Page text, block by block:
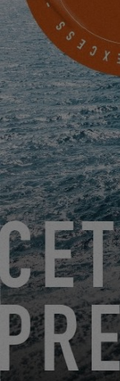
DEUX BELLES
17.10.2022
EXCESS AU